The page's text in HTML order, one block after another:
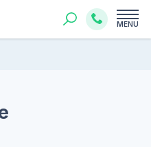
MENU